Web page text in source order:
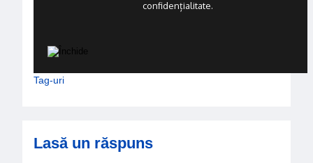
confidențialitate.
Tag-uri
Lasă un răspuns